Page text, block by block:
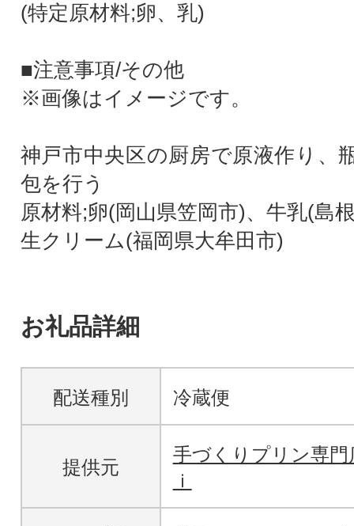
(特定原材料;卵、乳)
■注意事項/その他
※画像はイメージです。
神戸市中央区の厨房で原液作り、
包を行う
原材料;卵(岡山県笠岡市)、牛乳(島
生クリーム(福岡県大牟田市)
お礼品詳細
配送種別 冷蔵便
提供元
手づくりプリン専門
ｉ